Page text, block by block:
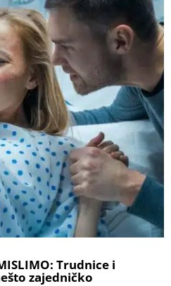
Trudnice i
zajedničko